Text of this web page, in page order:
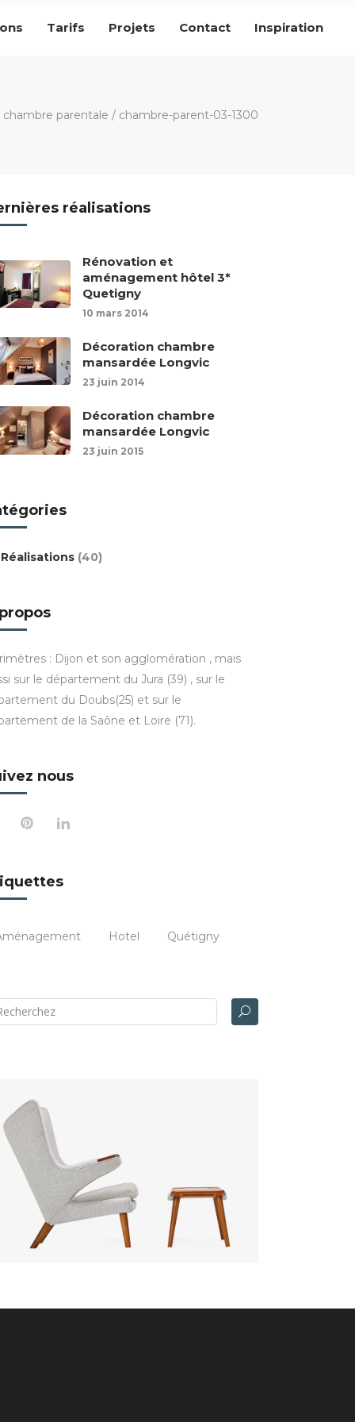
Tarifs Projets Contact Inspiration
chambre parentale / chambre-parent-03-1300
réalisations
Rénovation et
aménagement hôtel 3*
Quetigny
10 mars 2014
Décoration chambre
mansardée Longvic
23 juin 2014
Décoration chambre
mansardée Longvic
23 juin 2015
Réalisations (40)
: Dijon et son agglomération , mais
sur le département du Jura (39) , sur le
du Doubs(25) et sur le
de la Saône et Loire (71).
nous
Hotel Quétigny